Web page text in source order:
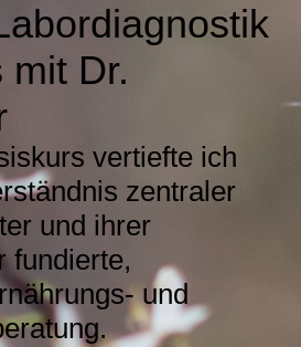
mit Dr.
vertiefte ich
zentraler
und ihrer
fundierte,
und